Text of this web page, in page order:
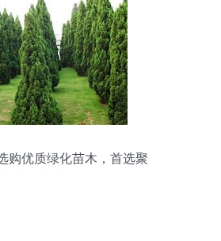
购优质绿化苗木，首选聚